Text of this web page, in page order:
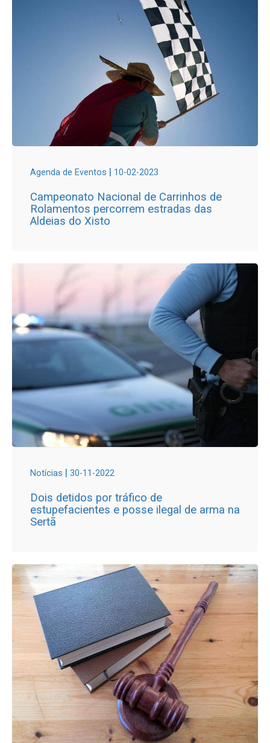
Agenda de Eventos | 10-02-2023
Campeonato Nacional de Carrinhos de
Rolamentos percorrem estradas das
Aldeias do Xisto
Notícias | 30-11-2022
Dois detidos por tráfico de
estupefacientes e posse ilegal de arma na
Sertã